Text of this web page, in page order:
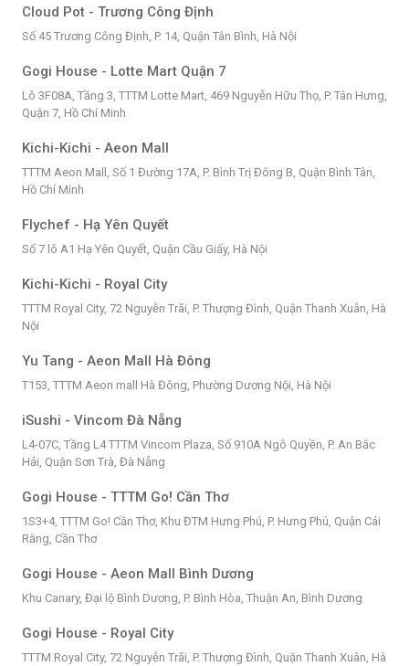
Cloud Pot - Trương Công Định
Số 45 Trương Công Định, P. 14, Quận Tân Bình, Hà Nội
Gogi House - Lotte Mart Quận 7
Lô 3F08A, Tầng 3, TTTM Lotte Mart, 469 Nguyễn Hữu Thọ, P. Tân Hưng,
Quận 7, Hồ Chí Minh
Kichi-Kichi - Aeon Mall
TTTM Aeon Mall, Số 1 Đường 17A, P. Bình Trị Đông B, Quận Bình Tân,
Hồ Chí Minh
Flychef - Hạ Yên Quyết
Số 7 lô A1 Hạ Yên Quyết, Quận Cầu Giấy, Hà Nội
Kichi-Kichi - Royal City
TTTM Royal City, 72 Nguyễn Trãi, P. Thượng Đình, Quận Thanh Xuân, Hà
Nội
Yu Tang - Aeon Mall Hà Đông
T153, TTTM Aeon mall Hà Đông, Phường Dương Nội, Hà Nội
iSushi - Vincom Đà Nẵng
L4-07C, Tầng L4 TTTM Vincom Plaza, Số 910A Ngô Quyền, P. An Bắc
Hải, Quận Sơn Trà, Đà Nẵng
Gogi House - TTTM Go! Cần Thơ
1S3+4, TTTM Go! Cần Thơ, Khu ĐTM Hưng Phú, P. Hưng Phú, Quận Cái
Răng, Cần Thơ
Gogi House - Aeon Mall Bình Dương
Khu Canary, Đại lộ Bình Dương, P. Bình Hòa, Thuận An, Bình Dương
Gogi House - Royal City
TTTM Royal City, 72 Nguyễn Trãi, P. Thượng Đình, Quận Thanh Xuân, Hà